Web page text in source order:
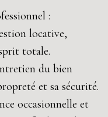
:
locative,
totale.
du bien
et sa sécurité.
occasionnelle et